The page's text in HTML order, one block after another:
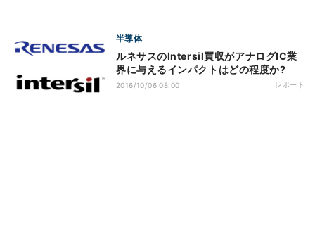
半導体
ルネサスのIntersil買収がアナログIC業
界に与えるインパクトはどの程度か?
2016/10/06 08:00 レポート